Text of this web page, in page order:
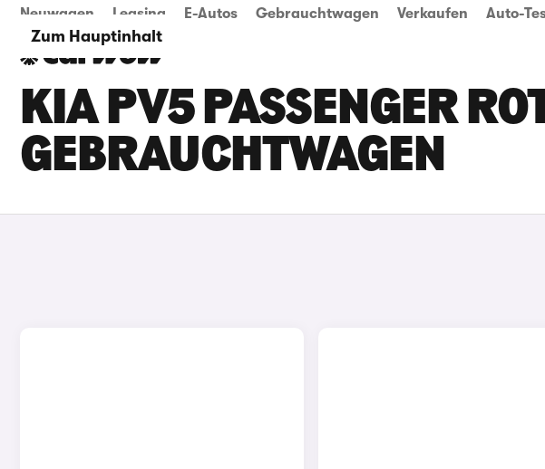
Zum Hauptinhalt
Neuwagen Leasing E-Autos Gebrauchtwagen Verkaufen Auto-
KIA PV5 PASSENGER
GEBRAUCHTWAGEN